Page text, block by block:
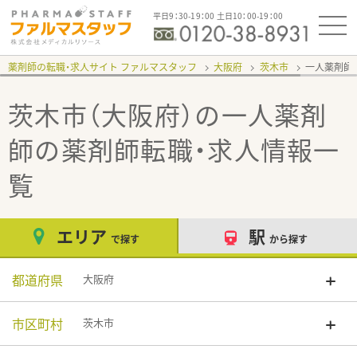
平日9：30-19：00 土日10：00-19：00
薬剤師の転職・求人サイト ファルマスタッフ 大阪府 茨木市 一人薬剤師
茨木市（大阪府）の一人薬剤
師の薬剤師転職・求人情報一
覧
エリア で探す 駅 から探す
都道府県 大阪府
市区町村 茨木市